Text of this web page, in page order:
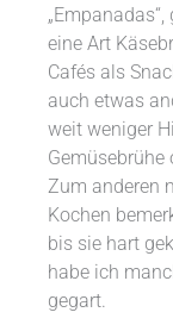
eine Art
Cafés als
auch etwas
weit weniger
Gemüsebrühe
Zum anderen
Kochen
bis sie hart
habe ich
gegart.